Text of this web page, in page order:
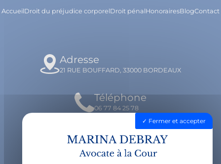
AccueilDroit du préjudice corporelDroit pénalHonorairesBlogContact
Adresse
21 RUE BOUFFARD, 33000 BORDEAUX
Téléphone
06 77 84 25 78
Email
contact@avocatdebray.fr
Fermer et accepter